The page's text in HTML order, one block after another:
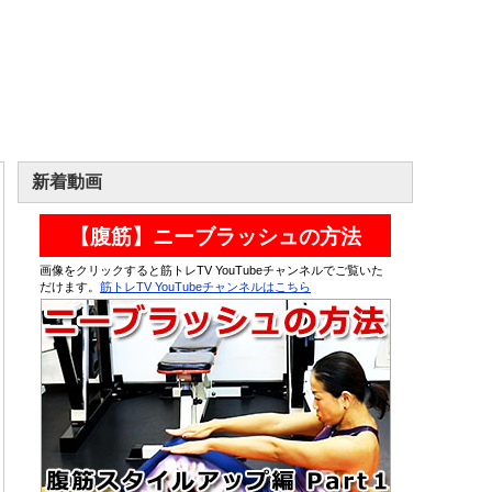
新着動画
【腹筋】ニーブラッシュの方法
画像をクリックすると筋トレTV YouTubeチャンネルでご覧いた
だけます。 筋トレTV YouTubeチャンネルはこちら